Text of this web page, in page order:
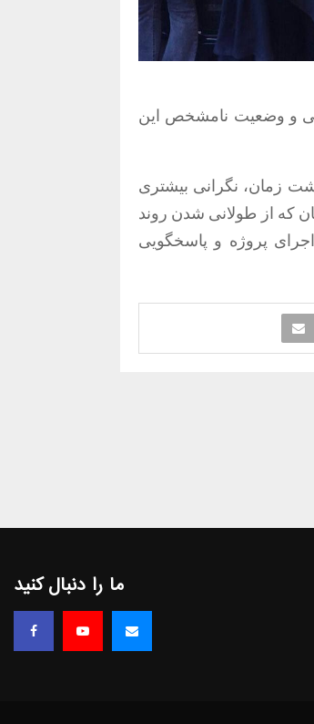
و وضعیت نامشخص این
زمان، نگرانی بیشتری
که از طولانی شدن روند
پروژه و پاسخگویی
ما را دنبال کنید